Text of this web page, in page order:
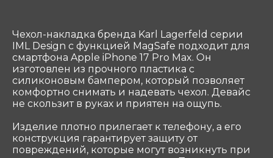
Чехол-накладка бренда Karl Lagerfeld серии
IML Design с функцией MagSafe подходит для
смартфона Apple iPhone 17 Pro Max. Он
изготовлен из прочного пластика с
силиконовым бампером, который позволяет
комфортно снимать и надевать чехол. Девайс
не скользит в руках и приятен на ощупь.
Изделие плотно прилегает к телефону, а его
конструкция гарантирует защиту от
повреждений, которые могут возникнуть при
ООО «Coтеком» Copyright © 2025 All Rights
shop@sotekom.com
ОГРН 1047796297768
ИНН 7716506908
КПП 772901001
Служба поддержки